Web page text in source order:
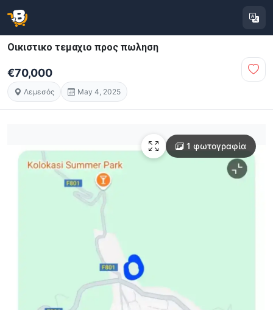
Οικιστικο τεμαχιο προς πωληση
€70,000
Λεμεσός May 4, 2025
1 φωτογραφία